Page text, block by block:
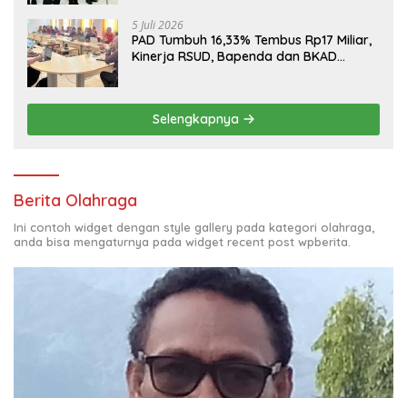
5 Juli 2026
PAD Tumbuh 16,33% Tembus Rp17 Miliar,
Kinerja RSUD, Bapenda dan BKAD
Selengkapnya
Berita Olahraga
Ini contoh widget dengan style gallery pada kategori olahraga,
anda bisa mengaturnya pada widget recent post wpberita.